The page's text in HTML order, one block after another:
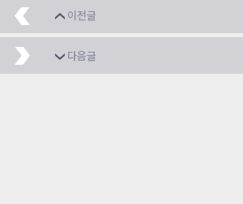
이전글
잘판건가요?
다음글